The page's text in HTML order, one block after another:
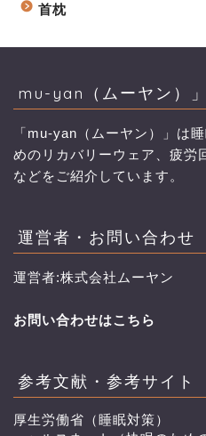
首枕
mu-yan（ムーヤン）
「mu-yan（ムーヤン）」は
めのリカバリーウェア、疲労
などをご紹介しています。
運営者・お問い合わせ
運営者:株式会社ムーヤン
お問い合わせはこちら
参考文献・参考サイト
厚生労働省（睡眠対策）